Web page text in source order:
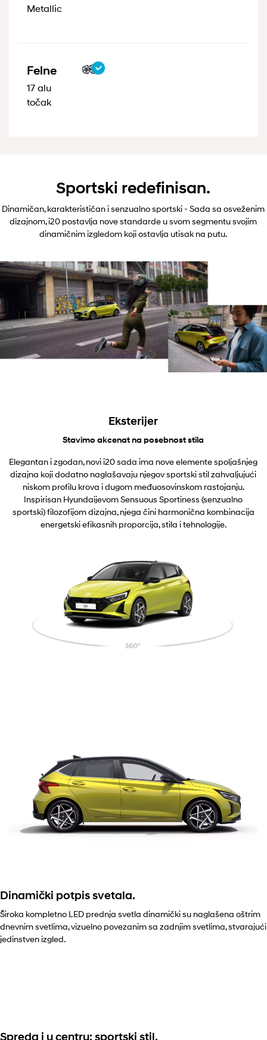
Metallic
Felne
17 alu
točak
Sportski redefinisan.
Dinamičan, karakterističan i senzualno sportski - Sada sa osveženim
dizajnom, i20 postavlja nove standarde u svom segmentu svojim
dinamičnim izgledom koji ostavlja utisak na putu.
Eksterijer
Stavimo akcenat na posebnost stila
Elegantan i zgodan, novi i20 sada ima nove elemente spoljašnjeg
dizajna koji dodatno naglašavaju njegov sportski stil zahvaljujući
niskom profilu krova i dugom međuosovinskom rastojanju.
Inspirisan Hyundaijevom Sensuous Sportiness (senzualno
sportski) filozofijom dizajna, njega čini harmonična kombinacija
energetski efikasnih proporcija, stila i tehnologije.
Dinamički potpis svetala.
Široka kompletno LED prednja svetla dinamički su naglašena oštrim
dnevnim svetlima, vizuelno povezanim sa zadnjim svetlima, stvarajući
jedinstven izgled.
Spreda i u centru: sportski stil.